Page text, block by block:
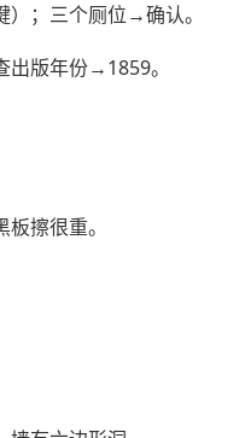
；三个厕位→确认。
版年份→1859。
擦很重。